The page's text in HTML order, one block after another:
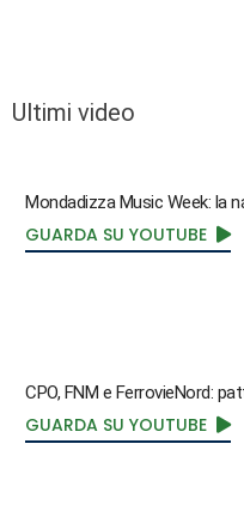
Ultimi video
Mondadizza Music Week: la
GUARDA SU YOUTUBE
CPO, FNM e FerrovieNord:
GUARDA SU YOUTUBE